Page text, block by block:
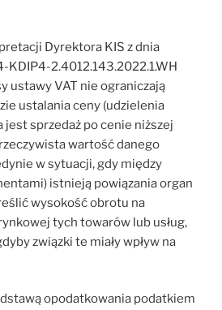
Dyrektora KIS z dnia
KDIP4-2.4012.143.2022.1.WH
ustawy VAT nie ograniczają
ustalania ceny (udzielenia
jest sprzedaż po cenie niższej
wartość danego
w sytuacji, gdy między
istnieją powiązania organ
wysokość obrotu na
tych towarów lub usług,
związki te miały wpływ na
opodatkowania podatkiem